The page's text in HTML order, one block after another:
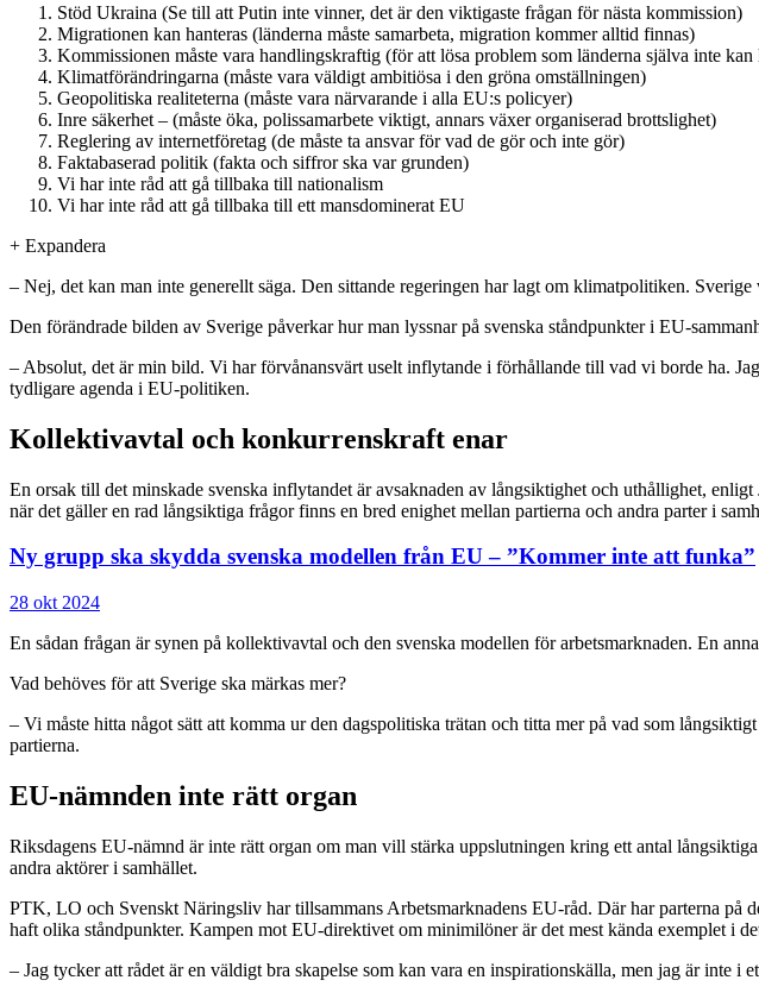
Stöd Ukraina (Se till att Putin inte vinner, det är den viktigaste frågan för nästa kommission)
Migrationen kan hanteras (länderna måste samarbeta, migration kommer alltid finnas)
Kommissionen måste vara handlingskraftig (för att lösa problem som länderna själva inte kan
Klimatförändringarna (måste vara väldigt ambitiösa i den gröna omställningen)
Geopolitiska realiteterna (måste vara närvarande i alla EU:s policyer)
Inre säkerhet – (måste öka, polissamarbete viktigt, annars växer organiserad brottslighet)
Reglering av internetföretag (de måste ta ansvar för vad de gör och inte gör)
Faktabaserad politik (fakta och siffror ska var grunden)
Vi har inte råd att gå tillbaka till nationalism
Vi har inte råd att gå tillbaka till ett mansdominerat EU
+ Expandera
– Nej, det kan man inte generellt säga. Den sittande regeringen har lagt om klimatpolitiken.
Den förändrade bilden av Sverige påverkar hur man lyssnar på svenska ståndpunkter i EU-
– Absolut, det är min bild. Vi har förvånansvärt uselt inflytande i förhållande till vad vi borde ha.
tydligare agenda i EU-politiken.
Kollektivavtal och konkurrenskraft enar
En orsak till det minskade svenska inflytandet är avsaknaden av långsiktighet och uthållighet,
när det gäller en rad långsiktiga frågor finns en bred enighet mellan partierna och andra parter i
Ny grupp ska skydda svenska modellen från EU – ”Kommer inte att funka”
28 okt 2024
En sådan frågan är synen på kollektivavtal och den svenska modellen för arbetsmarknaden. En
Vad behöves för att Sverige ska märkas mer?
– Vi måste hitta något sätt att komma ur den dagspolitiska trätan och titta mer på vad som
partierna.
EU-nämnden inte rätt organ
Riksdagens EU-nämnd är inte rätt organ om man vill stärka uppslutningen kring ett antal
andra aktörer i samhället.
PTK, LO och Svenskt Näringsliv har tillsammans Arbetsmarknadens EU-råd. Där har parterna på
haft olika ståndpunkter. Kampen mot EU-direktivet om minimilöner är det mest kända exemplet i
– Jag tycker att rådet är en väldigt bra skapelse som kan vara en inspirationskälla, men jag är inte i